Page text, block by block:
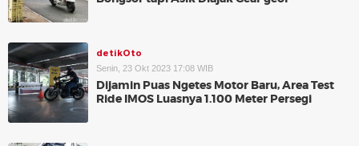
detikOto
Senin, 23 Okt 2023 17:08 WIB
Dijamin Puas Ngetes Motor Baru, Area Test
Ride IMOS Luasnya 1.100 Meter Persegi